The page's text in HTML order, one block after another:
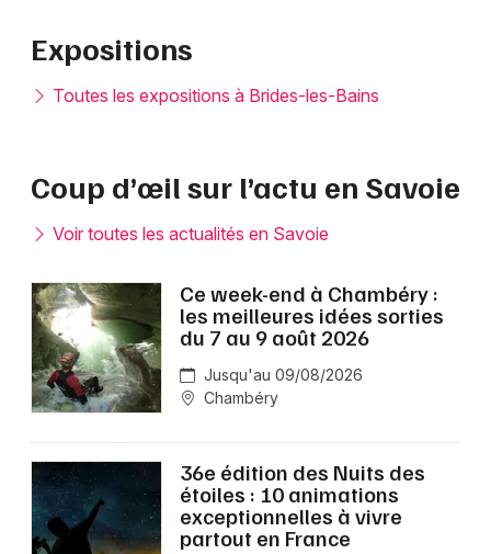
Expositions
Toutes les expositions à Brides-les-Bains
Coup d’œil sur l’actu en Savoie
Voir toutes les actualités en Savoie
Ce week-end à Chambéry :
les meilleures idées sorties
du 7 au 9 août 2026
Jusqu'au 09/08/2026
Chambéry
36e édition des Nuits des
étoiles : 10 animations
exceptionnelles à vivre
partout en France